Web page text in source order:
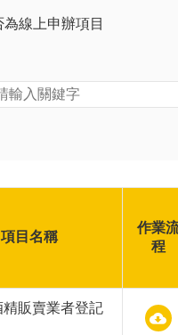
線上申辦項目
項目名稱
作業
程
精販賣業者登記